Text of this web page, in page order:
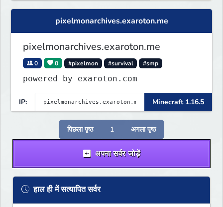
pixelmonarchives.exaroton.me
pixelmonarchives.exaroton.me
0 0 #pixelmon #survival #smp
powered by exaroton.com
IP: Minecraft 1.16.5
पिछला पृष्ठ 1 अगला पृष्ठ
अपना सर्वर जोड़ें
हाल ही में सत्यापित सर्वर